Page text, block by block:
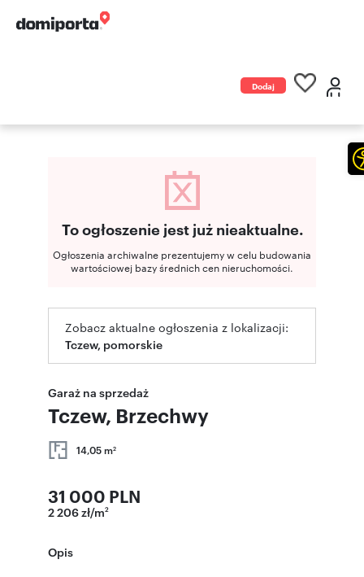
Dodaj
To ogłoszenie jest już nieaktualne.
Ogłoszenia archiwalne prezentujemy w celu budowania
wartościowej bazy średnich cen nieruchomości.
Zobacz aktualne ogłoszenia z lokalizacji:
Tczew, pomorskie
Garaż na sprzedaż
Tczew, Brzechwy
14,05 m2
31 000 PLN
2 206 zł/m2
Opis